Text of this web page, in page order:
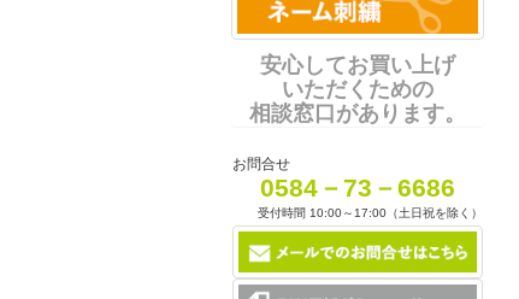
安心してお買い上げ
いただくための
相談窓口があります。
お問合せ
0584－73－6686
受付時間 10:00～17:00（土日祝を除く）